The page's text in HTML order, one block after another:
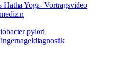
Hatha Yoga- Vortragsvideo
pylori